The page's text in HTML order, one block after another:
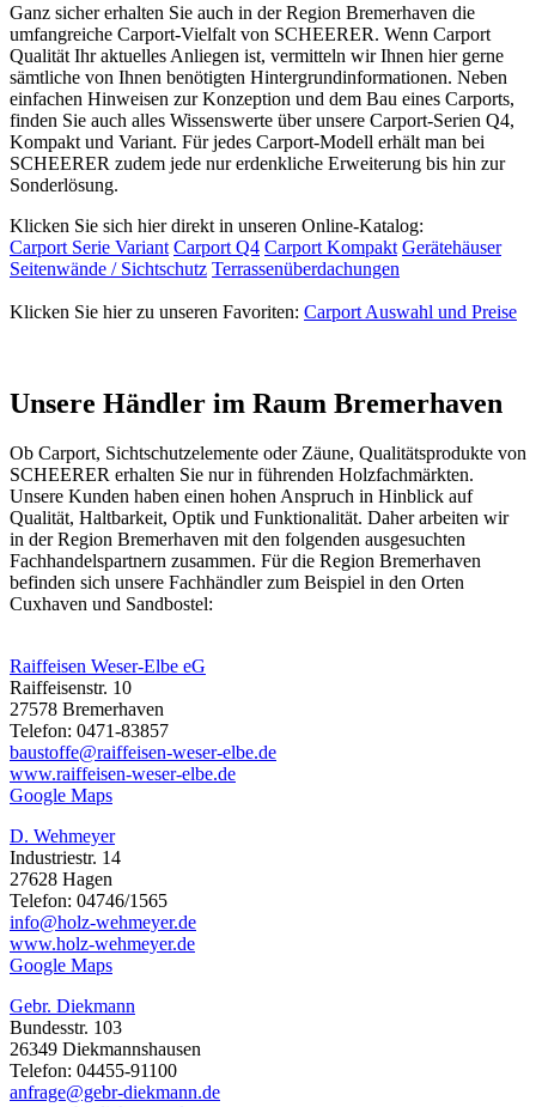
Ganz sicher erhalten Sie auch in der Region Bremerhaven die
umfangreiche Carport-Vielfalt von SCHEERER. Wenn Carport
Qualität Ihr aktuelles Anliegen ist, vermitteln wir Ihnen hier gerne
sämtliche von Ihnen benötigten Hintergrundinformationen. Neben
einfachen Hinweisen zur Konzeption und dem Bau eines Carports,
finden Sie auch alles Wissenswerte über unsere Carport-Serien Q4,
Kompakt und Variant. Für jedes Carport-Modell erhält man bei
SCHEERER zudem jede nur erdenkliche Erweiterung bis hin zur
Sonderlösung.
Klicken Sie sich hier direkt in unseren Online-Katalog:
Carport Serie Variant Carport Q4 Carport Kompakt Gerätehäuser
Seitenwände / Sichtschutz Terrassenüberdachungen
Klicken Sie hier zu unseren Favoriten: Carport Auswahl und Preise
Unsere Händler im Raum Bremerhaven
Ob Carport, Sichtschutzelemente oderZäune, Qualitätsprodukte von
SCHEERER erhalten Sie nur in führenden Holzfachmärkten.
Unsere Kunden haben einen hohen Anspruch in Hinblick auf
Qualität, Haltbarkeit, Optik und Funktionalität. Daher arbeiten wir
in der Region Bremerhaven mit den folgenden ausgesuchten
Fachhandelspartnern zusammen. Für die Region Bremerhaven
befinden sich unsere Fachhändler zum Beispiel in den Orten
Cuxhaven und Sandbostel:
Raiffeisen Weser-Elbe eG
Raiffeisenstr. 10
27578 Bremerhaven
Telefon: 0471-83857
baustoffe@raiffeisen-weser-elbe.de
www.raiffeisen-weser-elbe.de
Google Maps
D. Wehmeyer
Industriestr. 14
27628 Hagen
Telefon: 04746/1565
info@holz-wehmeyer.de
www.holz-wehmeyer.de
Google Maps
Gebr. Diekmann
Bundesstr. 103
26349 Diekmannshausen
Telefon: 04455-91100
anfrage@gebr-diekmann.de